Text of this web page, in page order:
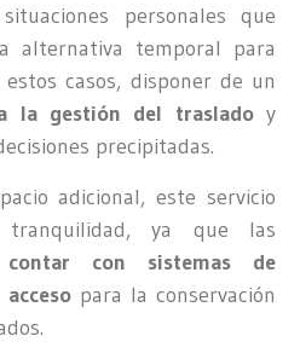
personales que
alternativa temporal para
casos, disponer de un
la gestión del trasladoy
precipitadas.
adicional, este servicio
ya que las
contar con sistemas de
para la conservación